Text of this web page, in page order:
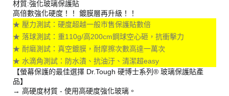
材質:強化玻璃保護貼
高倍數強化硬度！！ 鍍膜層再升級！！
★ 壓力測試：硬度超越一般市售保護貼數倍
★ 落球測試：重110g/高200cm鋼球空心砸，抗衝擊力
★ 耐磨測試：真空鍍膜，耐摩擦次數高達一萬次
★ 水滴角測試：防水漬、抗油汙、清潔超easy
【螢幕保護的最佳選擇 Dr.Tough 硬博士系列® 玻璃保護貼產
品】
→ 高硬度材質 - 使用高硬度強化玻璃。